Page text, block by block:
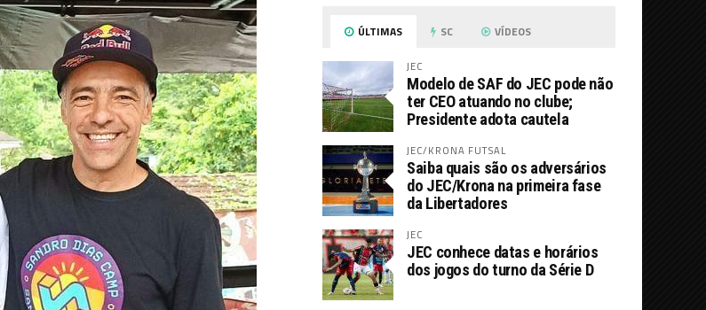
ÚLTIMAS SC VÍDEOS
JEC
Modelo de SAF do JEC pode não
ter CEO atuando no clube;
Presidente adota cautela
JEC/KRONA FUTSAL
Saiba quais são os adversários
do JEC/Krona na primeira fase
da Libertadores
JEC
JEC conhece datas e horários
dos jogos do turno da Série D